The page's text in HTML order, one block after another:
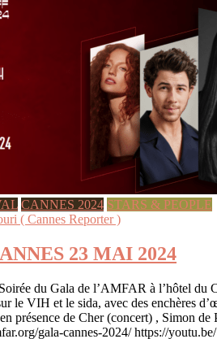
CANNES 2024 STARS & PEOPLE
( Cannes Reporter )
23 MAI 2024
du Gala de l’AMFAR à l’hôtel du
le VIH et le sida, avec des enchères
présence de Cher (concert) , Simon
gala-cannes-2024/ https://